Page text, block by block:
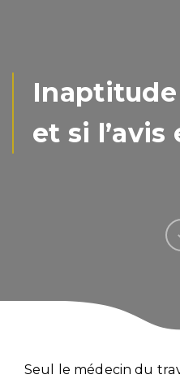
Inaptitude
et si l’avis
Seul le médecin du